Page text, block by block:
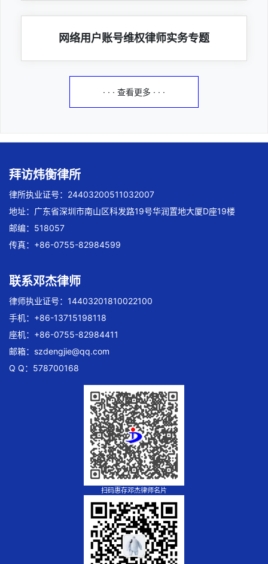
网络用户账号维权律师实务专题
· · · 查看更多 · · ·
拜访炜衡律所
律所执业证号：24403200511032007
地址：广东省深圳市南山区科发路19号华润置地大厦D座19楼
邮编：518057
传真：+86-0755-82984599
联系邓杰律师
律师执业证号：14403201810022100
手机：+86-13715198118
座机：+86-0755-82984411
邮箱： szdengjie@qq.com
Q Q：578700168
扫码惠存邓杰律师名片